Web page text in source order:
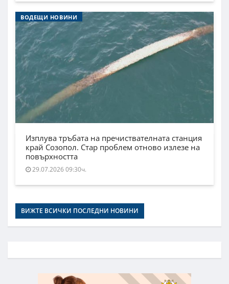
ВОДЕЩИ НОВИНИ
Изплува тръбата на пречиствателната станция
край Созопол. Стар проблем отново излезе на
повърхността
29.07.2026 09:30ч.
ВИЖТЕ ВСИЧКИ ПОСЛЕДНИ НОВИНИ